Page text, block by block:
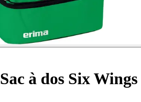
Sac à dos Six Wings